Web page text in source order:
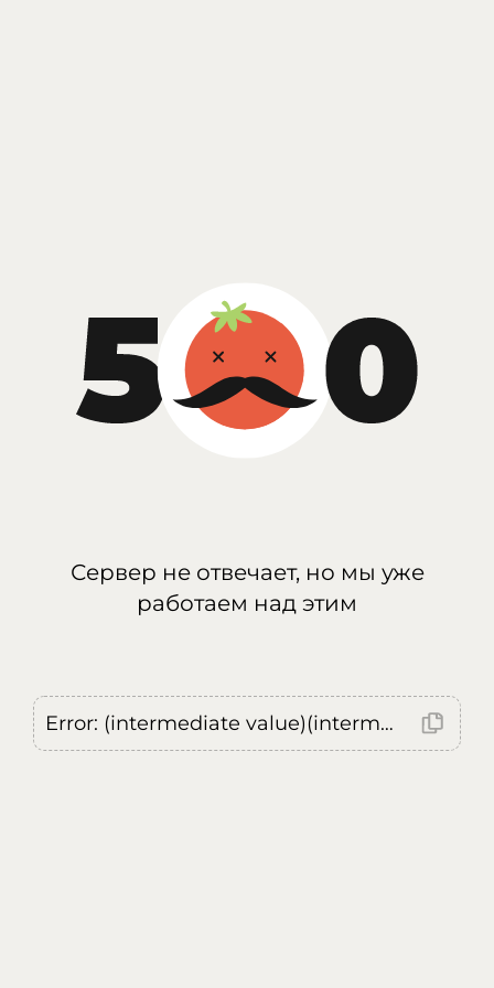
Сервер не отвечает, но мы уже
работаем над этим
Error: (intermediate value)(intermediate value)(intermediate value).replaceAll is not a function